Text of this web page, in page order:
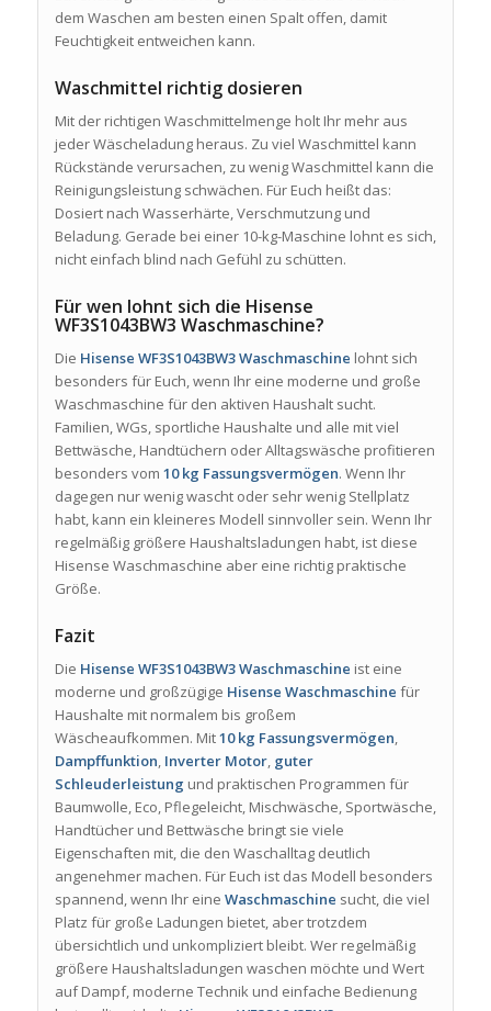
dem Waschen am besten einen Spalt offen, damit
Feuchtigkeit entweichen kann.
Waschmittel richtig dosieren
Mit der richtigen Waschmittelmenge holt Ihr mehr aus
jeder Wäscheladung heraus. Zu viel Waschmittel kann
Rückstände verursachen, zu wenig Waschmittel kann die
Reinigungsleistung schwächen. Für Euch heißt das:
Dosiert nach Wasserhärte, Verschmutzung und
Beladung. Gerade bei einer 10-kg-Maschine lohnt es sich,
nicht einfach blind nach Gefühl zu schütten.
Für wen lohnt sich die Hisense
WF3S1043BW3 Waschmaschine?
Die Hisense WF3S1043BW3 Waschmaschine lohnt sich
besonders für Euch, wenn Ihr eine moderne und große
Waschmaschine für den aktiven Haushalt sucht.
Familien, WGs, sportliche Haushalte und alle mit viel
Bettwäsche, Handtüchern oder Alltagswäsche profitieren
besonders vom 10 kg Fassungsvermögen. Wenn Ihr
dagegen nur wenig wascht oder sehr wenig Stellplatz
habt, kann ein kleineres Modell sinnvoller sein. Wenn Ihr
regelmäßig größere Haushaltsladungen habt, ist diese
Hisense Waschmaschine aber eine richtig praktische
Größe.
Fazit
Die Hisense WF3S1043BW3 Waschmaschine ist eine
moderne und großzügige Hisense Waschmaschine für
Haushalte mit normalem bis großem
Wäscheaufkommen. Mit10 kg Fassungsvermögen,
Dampffunktion, Inverter Motor, guter
Schleuderleistung und praktischen Programmen für
Baumwolle, Eco, Pflegeleicht, Mischwäsche, Sportwäsche,
Handtücher und Bettwäsche bringt sie viele
Eigenschaften mit, die den Waschalltag deutlich
angenehmer machen. Für Euch ist das Modell besonders
spannend, wenn Ihr eine Waschmaschine sucht, die viel
Platz für große Ladungen bietet, aber trotzdem
übersichtlich und unkompliziert bleibt. Wer regelmäßig
größere Haushaltsladungen waschen möchte und Wert
auf Dampf, moderne Technik und einfache Bedienung